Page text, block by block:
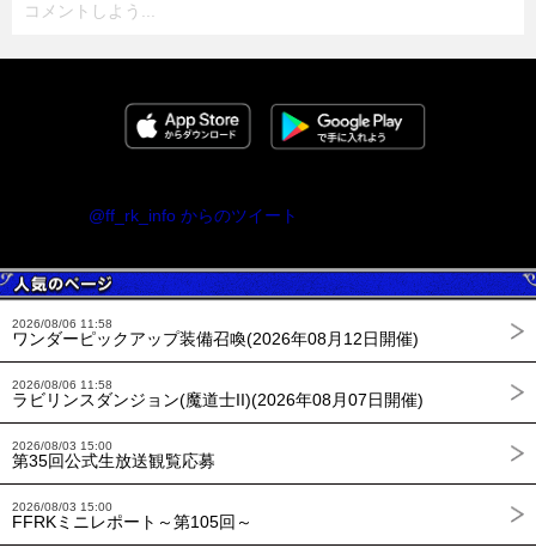
コメントしよう...
@ff_rk_info からのツイート
2026/08/06 11:58
ワンダーピックアップ装備召喚(2026年08月12日開催)
2026/08/06 11:58
ラビリンスダンジョン(魔道士II)(2026年08月07日開催)
2026/08/03 15:00
第35回公式生放送観覧応募
2026/08/03 15:00
FFRKミニレポート～第105回～